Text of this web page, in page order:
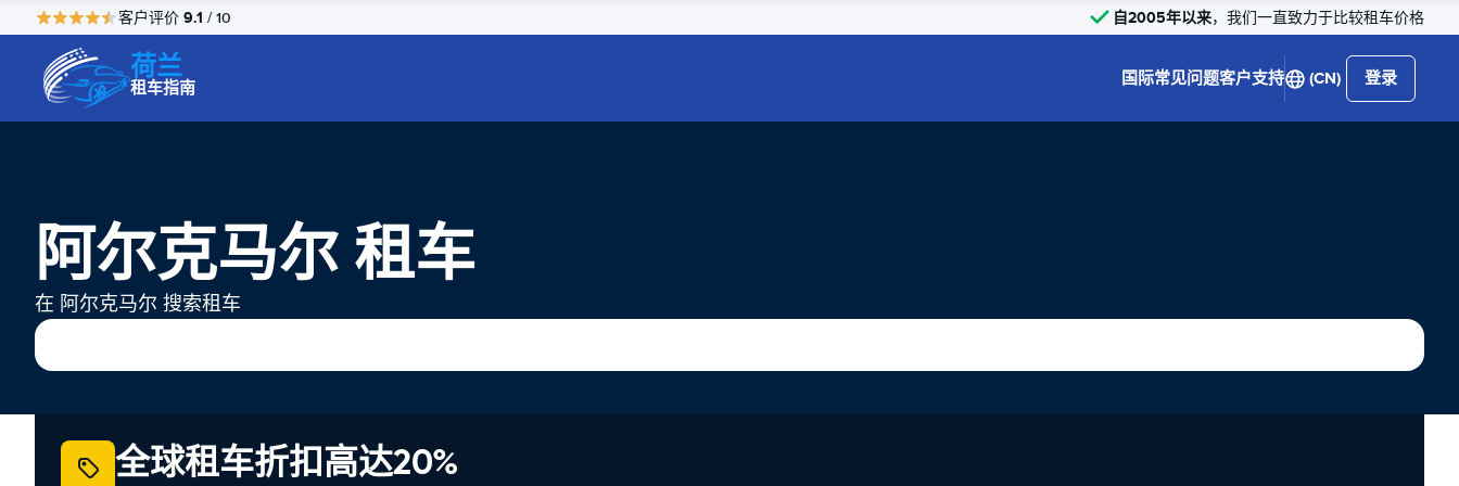
客户评价 9.1 / 10 自2005年以来，我们一直致力于比较租车价格
荷兰
租车指南 国际常见问题客户支持 (CN) 登录
阿尔克马尔 租车
在 阿尔克马尔 搜索租车
全球租车折扣高达20%